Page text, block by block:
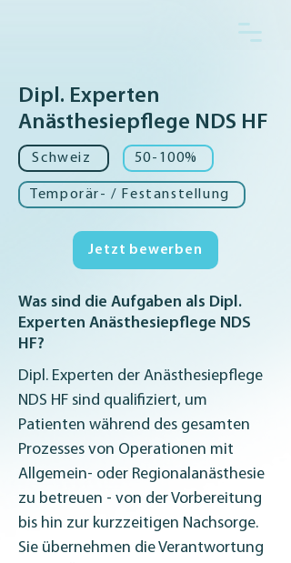
Dipl. Experten
Anästhesiepflege NDS HF
Schweiz 50-100%
Temporär- / Festanstellung
Jetzt bewerben
Was sind die Aufgaben als Dipl.
Experten Anästhesiepflege NDS
HF?
Dipl. Experten der Anästhesiepflege
NDS HF sind qualifiziert, um
Patienten während des gesamten
Prozesses von Operationen mit
Allgemein- oder Regionalanästhesie
zu betreuen - von der Vorbereitung
bis hin zur kurzzeitigen Nachsorge.
Sie übernehmen die Verantwortung